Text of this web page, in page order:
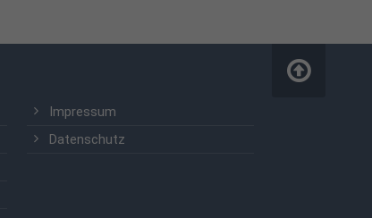
Impressum
Datenschutz